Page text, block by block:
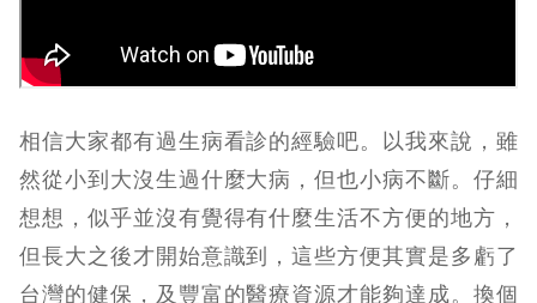
相信大家都有過生病看診的經驗吧。以我來說，雖
然從小到大沒生過什麼大病，但也小病不斷。仔細
想想，似乎並沒有覺得有什麼生活不方便的地方，
但長大之後才開始意識到，這些方便其實是多虧了
台灣的健保，及豐富的醫療資源才能夠達成。 換個